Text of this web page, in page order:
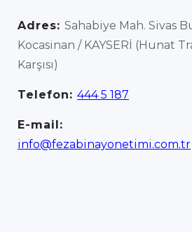
Adres: Sahabiye Mah. Sivas
Kocasinan / KAYSERİ (Hunat
Karşısı)
Telefon: 444 5 187
E-mail:
info@fezabinayonetimi.com.tr